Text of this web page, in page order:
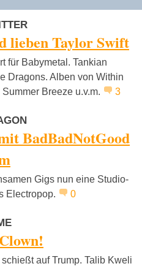
lieben Taylor Swift
für Babymetal. Tankian
Dragons. Alben von Within
Breeze u.v.m.
3
BadBadNotGood
Gigs nun eine Studio-
Electropop.
0
auf Trump. Talib Kweli